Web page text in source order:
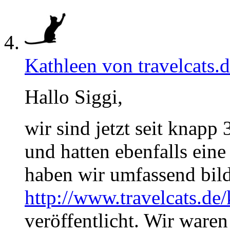
Kathleen von
Hallo Siggi,
wir sind jetzt seit knapp
und hatten ebenfalls
haben wir umfassend
http://
veröffentlicht. Wir